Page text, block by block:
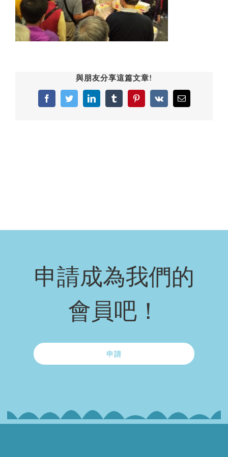
與朋友分享這篇文章!
FacebookTwitterLinkedInTumblrPinterest
Vk Email:
申請成為我們的
會員吧！
申請